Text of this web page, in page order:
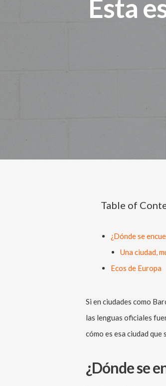
Esta
Table of
¿Dónde se
Una ciudad,
Ecos de Europa
Si en ciudades como
las lenguas oficiales
cómo es esa ciudad
¿Dónde se